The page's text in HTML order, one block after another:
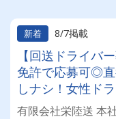
新着
8/7掲載
【回送ドライバ
免許で応募可◎
しナシ！女性ド
乗れるチャンス
有限会社栄陸送 本